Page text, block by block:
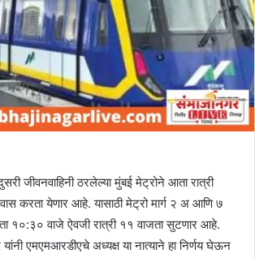
जीवनवाहिनी ठरलेल्या मुंबई मेट्रोने आता रात्री
करता येणार आहे. यासाठी मेट्रो मार्ग २ अ आणि ७
१०:३० वाजे ऐवजी रात्री ११ वाजता सुटणार आहे.
एमएमआरडीएचे अध्यक्ष या नात्याने हा निर्णय घेऊन